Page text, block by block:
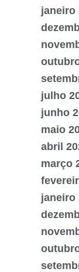
janeiro
julho
junho
maio
abril
março
janeiro